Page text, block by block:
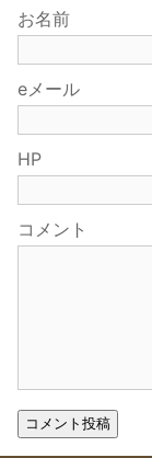
お名前
eメール
HP
コメント